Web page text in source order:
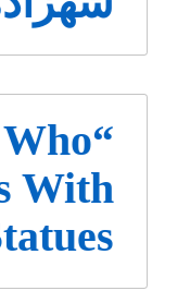
Who
With